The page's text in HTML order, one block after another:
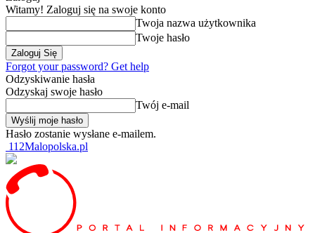
Witamy! Zaloguj się na swoje konto
Twoja nazwa użytkownika
Twoje hasło
Forgot your password? Get help
Odzyskiwanie hasła
Odzyskaj swoje hasło
Twój e-mail
Hasło zostanie wysłane e-mailem.
112Malopolska.pl